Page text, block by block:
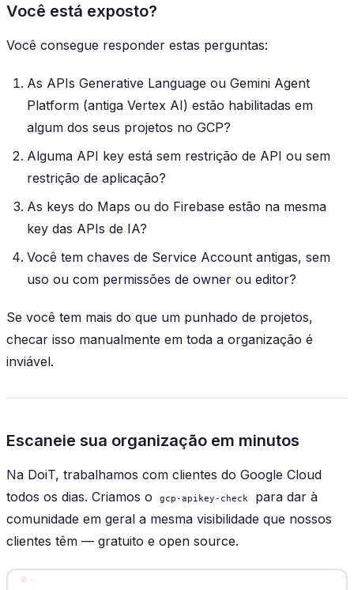
Você está exposto?
Você consegue responder estas perguntas:
As APIs Generative Language ou Gemini Agent
Platform (antiga Vertex AI) estão habilitadas em
algum dos seus projetos no GCP?
Alguma API key está sem restrição de API ou sem
restrição de aplicação?
As keys do Maps ou do Firebase estão na mesma
key das APIs de IA?
Você tem chaves de Service Account antigas, sem
uso ou com permissões de owner ou editor?
Se você tem mais do que um punhado de projetos,
checar isso manualmente em toda a organização é
inviável.
Escaneie sua organização em minutos
Na DoiT, trabalhamos com clientes do Google Cloud
todos os dias. Criamos o
gcp-apikey-check
para dar à
comunidade em geral a mesma visibilidade que nossos
clientes têm — gratuito e open source.